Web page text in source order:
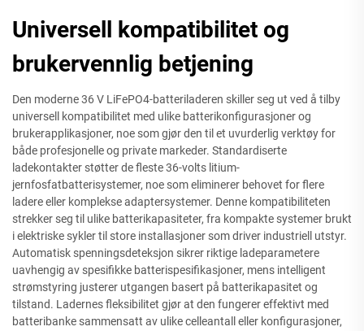
Universell kompatibilitet og
brukervennlig betjening
Den moderne 36 V LiFePO4-batteriladeren skiller seg ut ved å tilby
universell kompatibilitet med ulike batterikonfigurasjoner og
brukerapplikasjoner, noe som gjør den til et uvurderlig verktøy for
både profesjonelle og private markeder. Standardiserte
ladekontakter støtter de fleste 36-volts litium-
jernfosfatbatterisystemer, noe som eliminerer behovet for flere
ladere eller komplekse adaptersystemer. Denne kompatibiliteten
strekker seg til ulike batterikapasiteter, fra kompakte systemer brukt
i elektriske sykler til store installasjoner som driver industriell utstyr.
Automatisk spenningsdeteksjon sikrer riktige ladeparametere
uavhengig av spesifikke batterispesifikasjoner, mens intelligent
strømstyring justerer utgangen basert på batterikapasitet og
tilstand. Ladernes fleksibilitet gjør at den fungerer effektivt med
batteribanke sammensatt av ulike celleantall eller konfigurasjoner,